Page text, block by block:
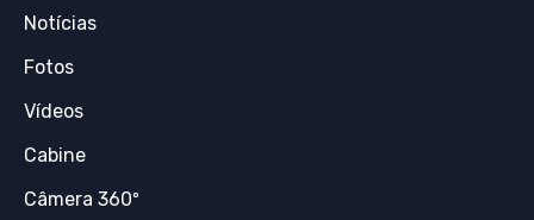
Notícias
Fotos
Vídeos
Cabine
Câmera 360º